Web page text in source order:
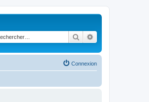
Rechercher
Connexion